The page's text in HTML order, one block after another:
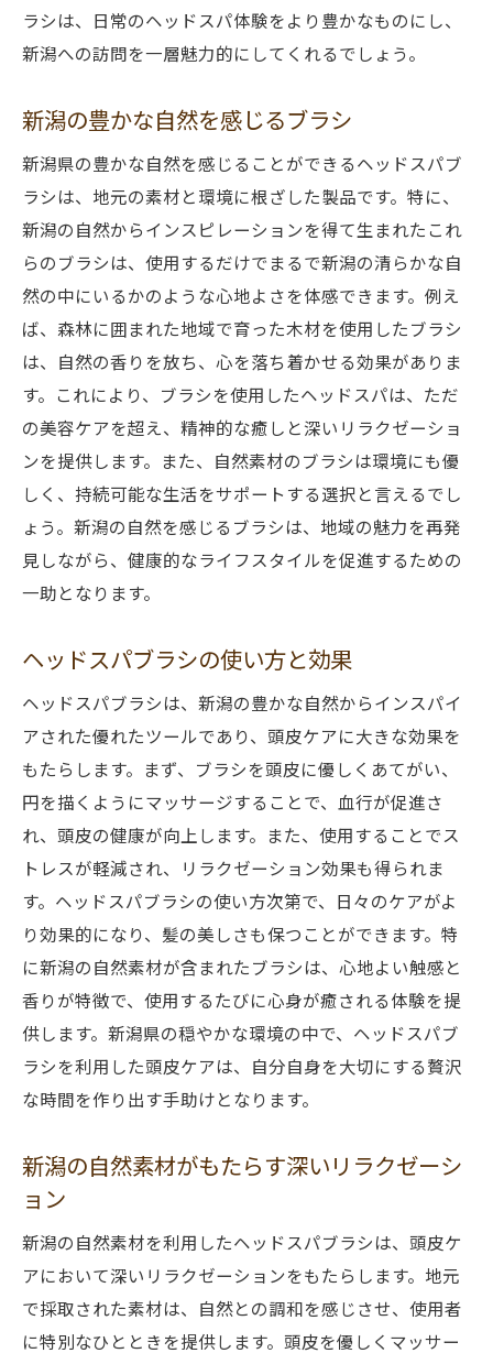
ラシは、日常のヘッドスパ体験をより豊かなものにし、
新潟への訪問を一層魅力的にしてくれるでしょう。
新潟の豊かな自然を感じるブラシ
新潟県の豊かな自然を感じることができるヘッドスパブ
ラシは、地元の素材と環境に根ざした製品です。特に、
新潟の自然からインスピレーションを得て生まれたこれ
らのブラシは、使用するだけでまるで新潟の清らかな自
然の中にいるかのような心地よさを体感できます。例え
ば、森林に囲まれた地域で育った木材を使用したブラシ
は、自然の香りを放ち、心を落ち着かせる効果がありま
す。これにより、ブラシを使用したヘッドスパは、ただ
の美容ケアを超え、精神的な癒しと深いリラクゼーショ
ンを提供します。また、自然素材のブラシは環境にも優
しく、持続可能な生活をサポートする選択と言えるでし
ょう。新潟の自然を感じるブラシは、地域の魅力を再発
見しながら、健康的なライフスタイルを促進するための
一助となります。
ヘッドスパブラシの使い方と効果
ヘッドスパブラシは、新潟の豊かな自然からインスパイ
アされた優れたツールであり、頭皮ケアに大きな効果を
もたらします。まず、ブラシを頭皮に優しくあてがい、
円を描くようにマッサージすることで、血行が促進さ
れ、頭皮の健康が向上します。また、使用することでス
トレスが軽減され、リラクゼーション効果も得られま
す。ヘッドスパブラシの使い方次第で、日々のケアがよ
り効果的になり、髪の美しさも保つことができます。特
に新潟の自然素材が含まれたブラシは、心地よい触感と
香りが特徴で、使用するたびに心身が癒される体験を提
供します。新潟県の穏やかな環境の中で、ヘッドスパブ
ラシを利用した頭皮ケアは、自分自身を大切にする贅沢
な時間を作り出す手助けとなります。
新潟の自然素材がもたらす深いリラクゼーシ
ョン
新潟の自然素材を利用したヘッドスパブラシは、頭皮ケ
アにおいて深いリラクゼーションをもたらします。地元
で採取された素材は、自然との調和を感じさせ、使用者
に特別なひとときを提供します。頭皮を優しくマッサー